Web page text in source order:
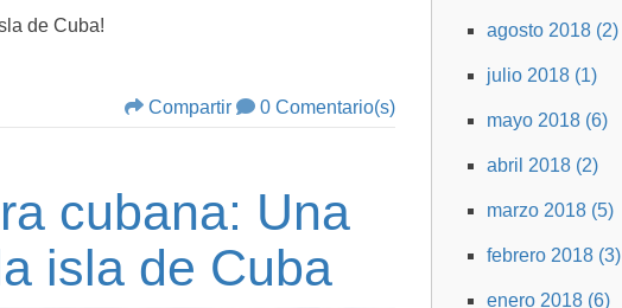
agosto 2018 (2)
julio 2018 (1)
mayo 2018 (6)
abril 2018 (2)
marzo 2018 (5)
febrero 2018 (3)
enero 2018 (6)
de Cuba!
Compartir 0 Comentario(s)
cubana: Una
isla de Cuba